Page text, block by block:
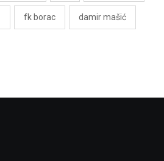
fk borac damir mašić